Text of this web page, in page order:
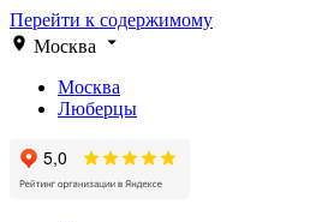
Перейти к содержимому
Москва
Москва
Люберцы